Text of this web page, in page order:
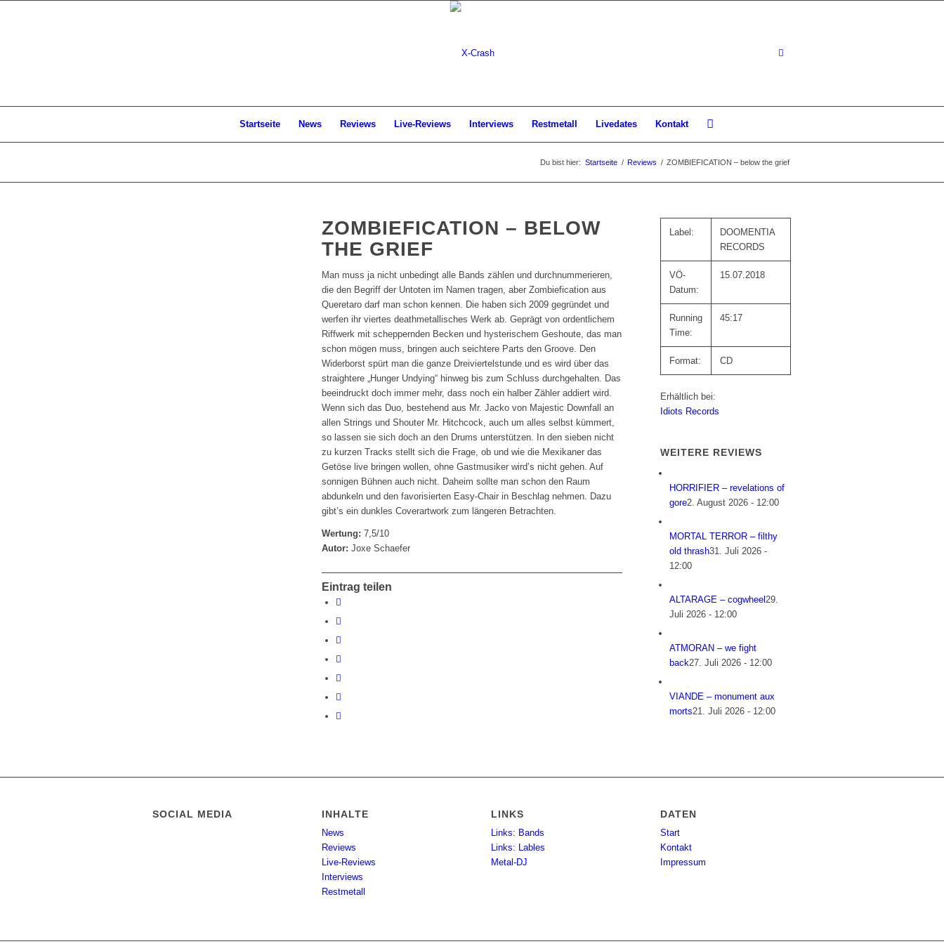
Startseite News Reviews Live-Reviews Interviews Restmetall Livedates Kontakt
Du bist hier: Startseite / Reviews / ZOMBIEFICATION – below the grief
ZOMBIEFICATION – BELOW
THE GRIEF
Man muss ja nicht unbedingt alle Bands zählen und durchnummerieren,
die den Begriff der Untoten im Namen tragen, aber Zombiefication aus
Queretaro darf man schon kennen. Die haben sich 2009 gegründet und
werfen ihr viertes deathmetallisches Werk ab. Geprägt von ordentlichem
Riffwerk mit scheppernden Becken und hysterischem Geshoute, das man
schon mögen muss, bringen auch seichtere Parts den Groove. Den
Widerborst spürt man die ganze Dreiviertelstunde und es wird über das
straightere „Hunger Undying“ hinweg bis zum Schluss durchgehalten. Das
beeindruckt doch immer mehr, dass noch ein halber Zähler addiert wird.
Wenn sich das Duo, bestehend aus Mr. Jacko von Majestic Downfall an
allen Strings und Shouter Mr. Hitchcock, auch um alles selbst kümmert,
so lassen sie sich doch an den Drums unterstützen. In den sieben nicht
zu kurzen Tracks stellt sich die Frage, ob und wie die Mexikaner das
Getöse live bringen wollen, ohne Gastmusiker wird’s nicht gehen. Auf
sonnigen Bühnen auch nicht. Daheim sollte man schon den Raum
abdunkeln und den favorisierten Easy-Chair in Beschlag nehmen. Dazu
gibt’s ein dunkles Coverartwork zum längeren Betrachten.
Wertung: 7,5/10
Autor: Joxe Schaefer
Eintrag teilen
Label:
DOOMENTIA
RECORDS
VÖ-
Datum:
15.07.2018
Running
Time:
45:17
Format: CD
Erhältlich bei:
Idiots Records
WEITERE REVIEWS
HORRIFIER – revelations of
gore2. August 2026 - 12:00
MORTAL TERROR – filthy
old thrash31. Juli 2026 -
12:00
ALTARAGE – cogwheel29.
Juli 2026 - 12:00
ATMORAN – we fight
back27. Juli 2026 - 12:00
VIANDE – monument aux
morts21. Juli 2026 - 12:00
SOCIAL MEDIA INHALTE
News
Reviews
Live-Reviews
Interviews
Restmetall
LINKS
Links: Bands
Links: Lables
Metal-DJ
DATEN
Start
Kontakt
Impressum